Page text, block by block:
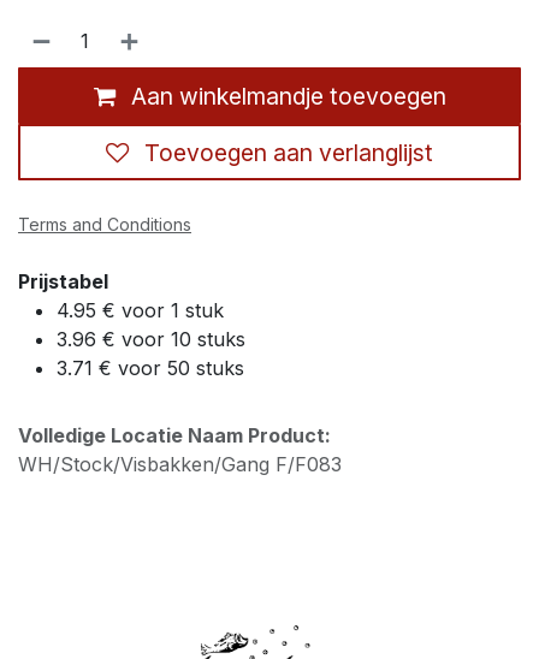
Aan winkelmandje toevoegen
Toevoegen aan verlanglijst
Terms and Conditions
Prijstabel
4.95 € voor 1 stuk
3.96 € voor 10 stuks
3.71 € voor 50 stuks
Volledige Locatie Naam Product:
WH/Stock/Visbakken/Gang F/F083